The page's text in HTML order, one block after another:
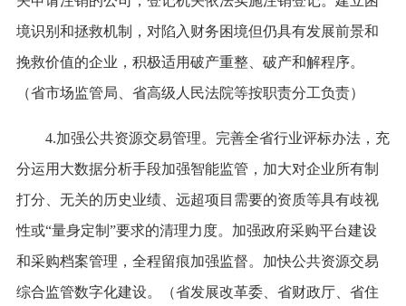
境识别和拯救机制，对陷入财务困境但仍具有发展前景和
挽救价值的企业，积极适用破产重整、破产和解程序。
（省市场监管局、省高级人民法院等按职责分工负责）
4.加强公共资源交易管理。完善全省行业评标办法，充
分运用大数据分析手段加强智能监管，加大对企业所有制
打分、无关的历史业绩、远超项目需要的资质等具有歧视
性或“量身定制”要求的清理力度。加强政府采购平台建设
和采购档案管理，全程留痕加强监督。加快公共资源交易
综合监管数字化建设。（省发展改革委、省财政厅、省住